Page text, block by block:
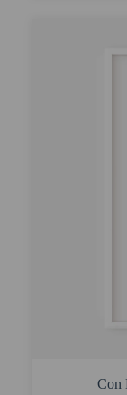
Con